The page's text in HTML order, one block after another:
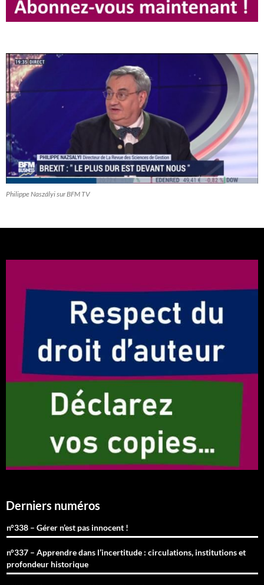
Philippe Naszályi sur BFM TV
Derniers numéros
n°338 – Gérer n’est pas innocent !
n°337 – Apprendre dans l’incertitude : circulations, institutions et
profondeur historique